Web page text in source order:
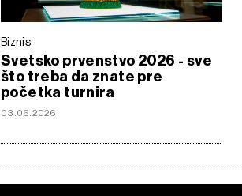
Biznis
Svetsko prvenstvo 2026 - sve
što treba da znate pre
početka turnira
03.06.2026